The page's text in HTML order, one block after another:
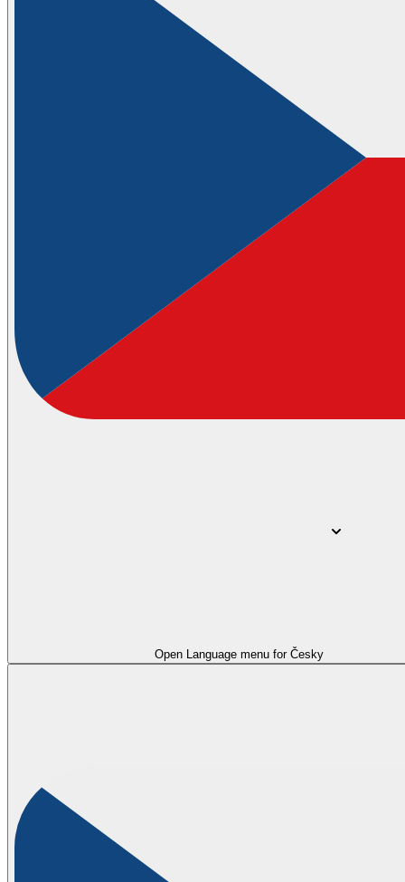
Open Language menu for Česky